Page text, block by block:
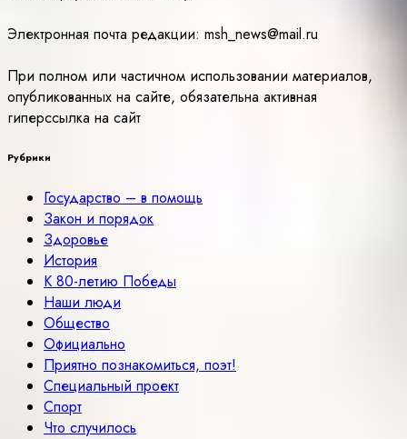
Электронная почта редакции: msh_news@mail.ru
При полном или частичном использовании материалов,
опубликованных на сайте, обязательна активная
гиперссылка на сайт
Рубрики
Государство – в помощь
Закон и порядок
Здоровье
История
К 80-летию Победы
Наши люди
Общество
Официально
Приятно познакомиться, поэт!
Специальный проект
Спорт
Что случилось